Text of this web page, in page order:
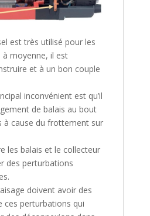
est très utilisé pour les
à moyenne, il est
et à un bon couple
inconvénient est qu’il
de balais au bout
à cause du frottement sur
les balais et le collecteur
des perturbations
doivent avoir des
perturbations qui